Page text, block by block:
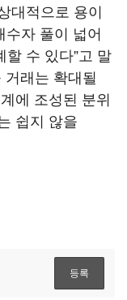
대적으로 용이
수자 풀이 넓어
할 수 있다”고 말
거래는 확대될
에 조성된 분위
쉽지 않을